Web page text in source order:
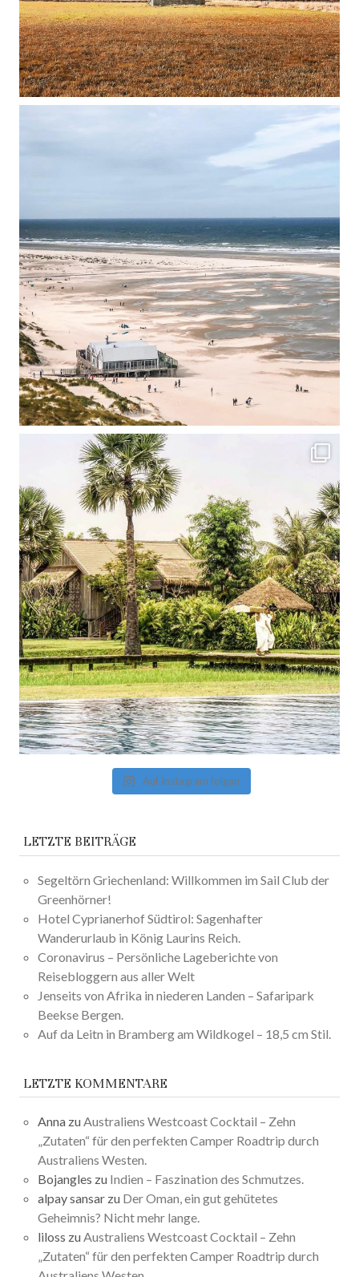
Auf Instagram folgen
LETZTE BEITRÄGE
Segeltörn Griechenland: Willkommen im Sail Club der
Greenhörner!
Hotel Cyprianerhof Südtirol: Sagenhafter
Wanderurlaub in König Laurins Reich.
Coronavirus – Persönliche Lageberichte von
Reisebloggern aus aller Welt
Jenseits von Afrika in niederen Landen – Safaripark
Beekse Bergen.
Auf da Leitn in Bramberg am Wildkogel – 18,5 cm Stil.
LETZTE KOMMENTARE
Anna zuAustraliens Westcoast Cocktail – Zehn
„Zutaten“ für den perfekten Camper Roadtrip durch
Australiens Westen.
Bojangles zu Indien – Faszination des Schmutzes.
alpay sansar zu Der Oman, ein gut gehütetes
Geheimnis? Nicht mehr lange.
liloss zuAustraliens Westcoast Cocktail – Zehn
„Zutaten“ für den perfekten Camper Roadtrip durch